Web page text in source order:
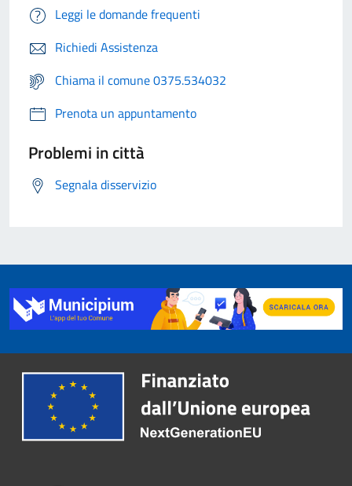
Leggi le domande frequenti
Richiedi Assistenza
Chiama il comune 0375.534032
Prenota un appuntamento
Problemi in città
Segnala disservizio